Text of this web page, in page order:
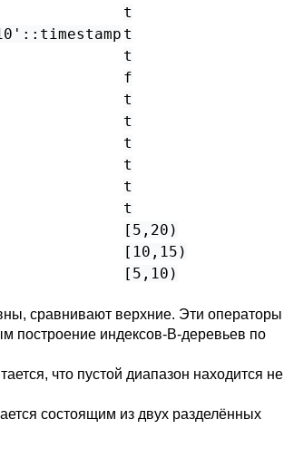
t
t
t
f
t
t
t
t
t
t
[5,20)
[10,15)
[5,10)
сравнивают верхние. Эти операторы
построение индексов-B-деревьев по
что пустой диапазон находится не
состоящим из двух разделённых